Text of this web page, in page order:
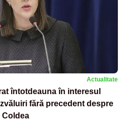
Actualitate
întotdeauna în interesul
fără precedent despre
Coldea